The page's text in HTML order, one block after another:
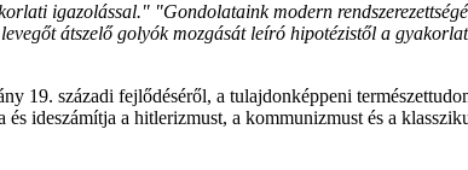
igazolással." "Gondolataink modern
átszelő golyók mozgását leíró hipotézistől a
19. századi fejlődéséről, a tulajdonképpeni
ideszámítja a hitlerizmust, a kommunizmust és a